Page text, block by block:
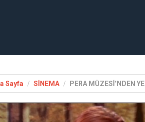
Sayfa SİNEMA PERA MÜZESİ’NDEN